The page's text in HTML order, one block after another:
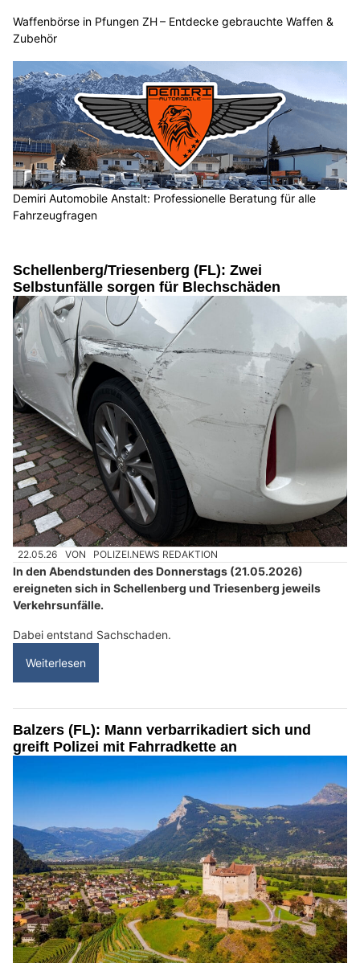
Waffenbörse in Pfungen ZH – Entdecke gebrauchte Waffen &
Zubehör
Demiri Automobile Anstalt: Professionelle Beratung für alle
Fahrzeugfragen
Schellenberg/Triesenberg (FL): Zwei
Selbstunfälle sorgen für Blechschäden
22.05.26 VON POLIZEI.NEWS REDAKTION
In den Abendstunden des Donnerstags (21.05.2026)
ereigneten sich in Schellenberg und Triesenberg jeweils
Verkehrsunfälle.
Dabei entstand Sachschaden.
Weiterlesen
Balzers (FL): Mann verbarrikadiert sich und
greift Polizei mit Fahrradkette an